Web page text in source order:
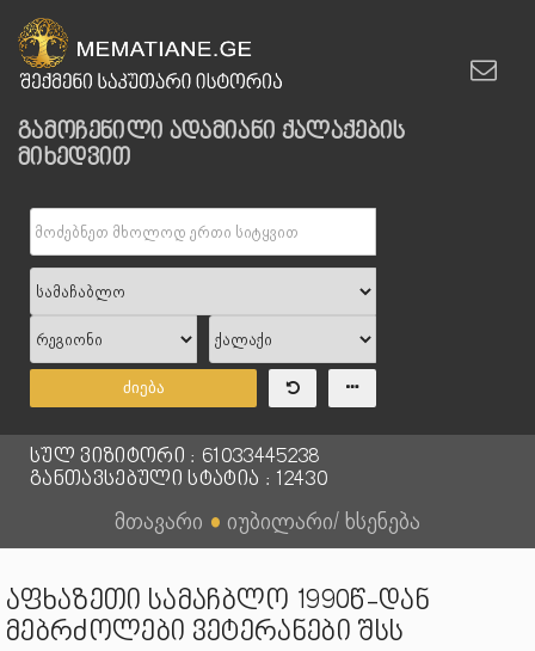
გამოჩენილი ადამიანი ქალაქების
მიხედვით
ძიება
სულ ვიზიტორი : 61033445238
განთავსებული სტატია : 12430
მთავარი ● იუბილარი/ ხსენება
აფხაზეთი სამაჩბლო 1990წ-დან
მებრძოლები ვეტერანები შსს